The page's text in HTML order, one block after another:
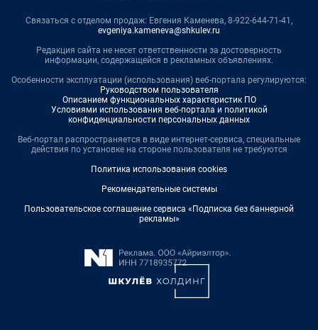
Связаться с отделом продаж: Евгения Каменева, 8-922-644-71-41,
evgeniya.kameneva@shkulev.ru
Редакция сайта не несет ответственности за достоверность
информации, содержащейся в рекламных объявлениях.
Особенности эксплуатации (использования) веб-портала регулируются:
Руководством пользователя
Описанием функциональных характеристик ПО
Условиями использования веб-портала и политикой
конфиденциальности персональных данных
Веб-портал распространяется в виде интернет-сервиса, специальные
действия по установке на стороне пользователя не требуются
Политика использования cookies
Рекомендательные системы
Пользовательское соглашение сервиса «Подписка без баннерной
рекламы»